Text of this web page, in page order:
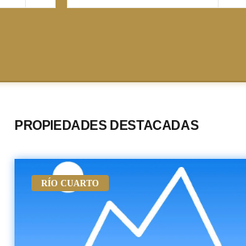
PROPIEDADES DESTACADAS
RÍO CUARTO